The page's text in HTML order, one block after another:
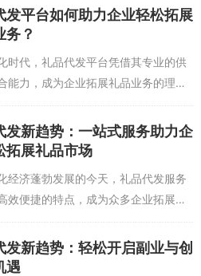
礼品采购面临的库存压力、物流繁
周期长等痛点，正被专业化代发平
发平台如何助力企业轻松拓展
务？
时代，礼品代发平台凭借其专业的供
能力，成为企业拓展礼品业务的理想
过与优质供应商深度合作，平台可提
设计到物流配送的一站式服务，帮助
响应市场需求。对于中小企业而
发新趋势：一站式服务助力企
拓展礼品市场
经济蓬勃发展的今天，礼品代发服务
效便捷的特点，成为众多企业拓展礼
重要选择。无论是电商平台商家、线
，还是个人创业者，都能通过专业的
服务，实现从产品采购到物流配送
发新趋势：轻松开启副业与创
遇